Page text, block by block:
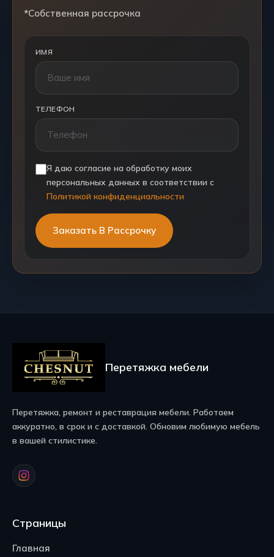
*Собственная рассрочка
ИМЯ
ТЕЛЕФОН
Я даю согласие на обработку моих
персональных данных в соответствии с
Политикой конфиденциальности
Перетяжка мебели
Перетяжка, ремонт и реставрация мебели. Работаем
аккуратно, в срок и с доставкой. Обновим любимую мебель
в вашей стилистике.
Страницы
Главная